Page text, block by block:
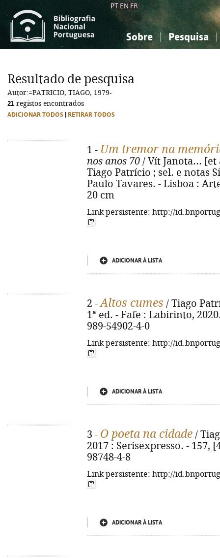
PT EN FR
Sobre Pesquisa
Ciências sociais...
Ciências sociais...
Resultado de pesquisa
Autor:=PATRICIO, TIAGO, 1979-
21 registos encontrados
ADICIONAR TODOS RETIRAR TODOS
1 - Um tremor na
nos anos 70 / Vít Janota...
Tiago Patrício ; sel. e notas
Paulo Tavares. - Lisboa :
20 cm
Link persistente: http://
ADICIONAR À LISTA
2 -Altos cumes / Tiago
1ª ed. - Fafe : Labirinto,
989-54902-4-0
Link persistente: http://
ADICIONAR À LISTA
3 - O poeta na cidade /
2017 : Serisexpresso. - 157,
98748-4-8
Link persistente: http://
ADICIONAR À LISTA